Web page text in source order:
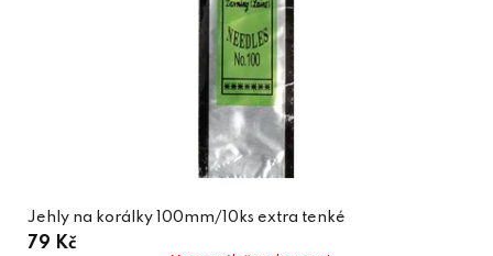
Jehly na korálky 100mm/10ks extra tenké
79 Kč